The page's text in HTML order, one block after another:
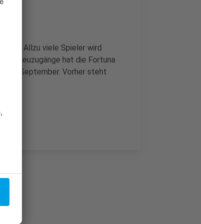
Allzu viele Spieler wird
Neuzugänge hat die Fortuna
September. Vorher steht